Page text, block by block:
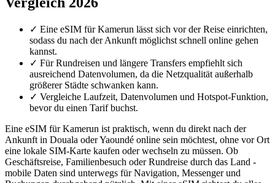
✓ Eine eSIM für Kamerun lässt sich vor der Reise einrichten,
sodass du nach der Ankunft möglichst schnell online gehen
kannst.
✓ Für Rundreisen und längere Transfers empfiehlt sich
ausreichend Datenvolumen, da die Netzqualität außerhalb
größerer Städte schwanken kann.
✓ Vergleiche Laufzeit, Datenvolumen und Hotspot-Funktion,
bevor du einen Tarif buchst.
Eine eSIM für Kamerun ist praktisch, wenn du direkt nach der
Ankunft in Douala oder Yaoundé online sein möchtest, ohne vor Ort
eine lokale SIM-Karte kaufen oder wechseln zu müssen. Ob
Geschäftsreise, Familienbesuch oder Rundreise durch das Land -
mobile Daten sind unterwegs für Navigation, Messenger und